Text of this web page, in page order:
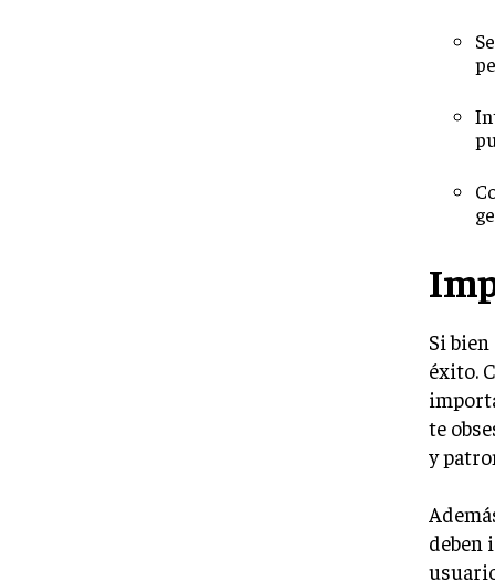
Si
éxito.
te
y
deben